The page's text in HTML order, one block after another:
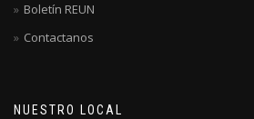
Boletín REUN
Contactanos
NUESTRO LOCAL